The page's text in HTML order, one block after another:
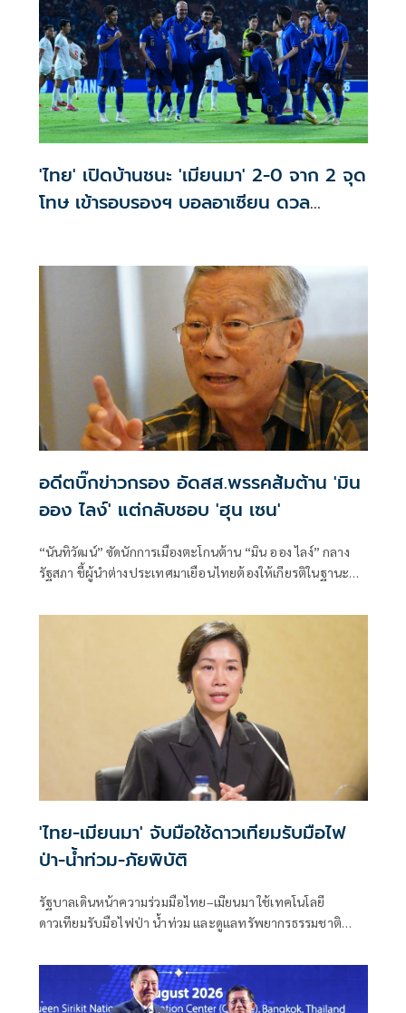
'ไทย' เปิดบ้านชนะ 'เมียนมา' 2-0 จาก 2 จุด
โทษ เข้ารอบรองฯ บอลอาเซียน ดวล
อดีตบิ๊กข่าวกรอง อัดสส.พรรคส้มต้าน 'มิน
ออง ไลง์' แต่กลับชอบ 'ฮุน เซน'
“นันทิวัฒน์” ซัดนักการเมืองตะโกนต้าน “มิน ออง ไลง์” กลาง
รัฐสภา ชี้ผู้นำต่างประเทศมาเยือนไทยต้องให้เกียรติในฐานะ
เมียนมาตามตะวันตก แต่กลับเสนอเปิดด่านเป็นเพื่อนบ้านที่ดี
'ไทย-เมียนมา' จับมือใช้ดาวเทียมรับมือไฟ
ป่า-น้ำท่วม-ภัยพิบัติ
รัฐบาลเดินหน้าความร่วมมือไทย–เมียนมา ใช้เทคโนโลยี
ดาวเทียมรับมือไฟป่า น้ำท่วม และดูแลทรัพยากรธรรมชาติ